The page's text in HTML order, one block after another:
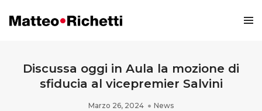
Discussa oggi in Aula la mozione di
sfiducia al vicepremier Salvini
Marzo 26, 2024 News